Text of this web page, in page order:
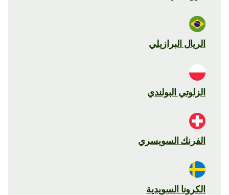
الريال البرازيلي
الزلوتي البولندي
الفرنك السويسري
الكرونا السويدية